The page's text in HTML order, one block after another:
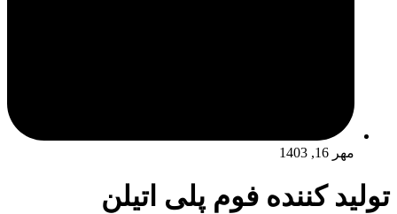
مهر 16, 1403
تولید کننده فوم پلی اتیلن